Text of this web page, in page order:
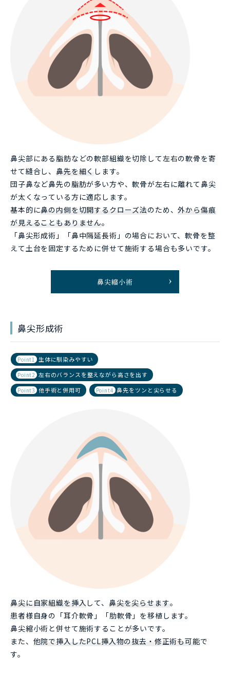
鼻尖部にある脂肪などの軟部組織を切除して左右の軟骨を寄
せて縫合し、鼻先を細く します。
団子鼻など鼻先の脂肪が多い方や、軟骨が左右に離れて鼻尖
が太くなっている方に適応します。
基本的に鼻の内側を切開するクローズ法のため、外から傷痕
が見えることもありません。
「鼻尖形成術」「鼻中隔延長術」の場合において、軟骨を整
えて土台を固定するために併せて施術する場合も多いです。
鼻尖縮小術
鼻尖形成術
Point1 生体に馴染みやすい
Point2 左右のバランスを整えながら高さを出す
Point3 他手術と併用可 Point4 鼻先をツンと尖らせる
鼻尖に自家組織を挿入 して、 鼻尖を尖らせます。
患者様自身の「耳介軟骨」「肋軟骨」を移植します。
鼻尖縮小術と併せて施術することが多いです。
また、 他院で挿入したPCL挿入物の抜去・修正術も可能で
す。